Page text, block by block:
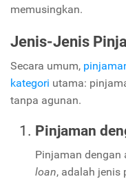
memusingkan.
Jenis-Jenis
Secara umum,
kategori utama:
tanpa agunan.
Pinjaman
Pinjaman dengan
loan, adalah jenis